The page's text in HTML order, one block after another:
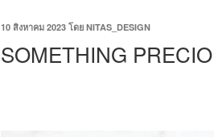
10 สิงหาคม 2023 โดย NITAS_DESIGN
SOMETHING